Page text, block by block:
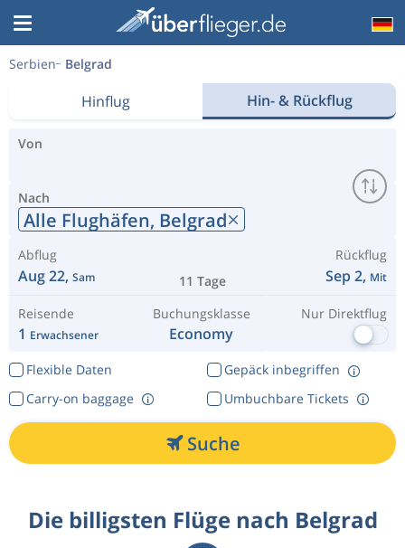
Serbien Belgrad
Hinflug Hin- & Rückflug
Von
Nach
Alle Flughäfen, Belgrad
Abflug
Aug 22, Sam 11 Tage
Rückflug
Sep 2, Mit
Reisende
1 Erwachsener
Buchungsklasse
Economy
Nur Direktflug
Flexible Daten
Gepäck inbegriffen
Umbuchbare Tickets
Carry-on baggage
Suche
Die billigsten Flüge nach Belgrad